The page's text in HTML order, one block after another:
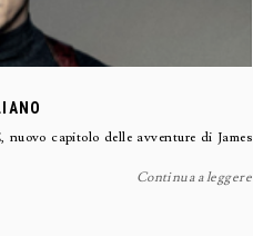
capitolo delle avventure di James
Continua a leggere